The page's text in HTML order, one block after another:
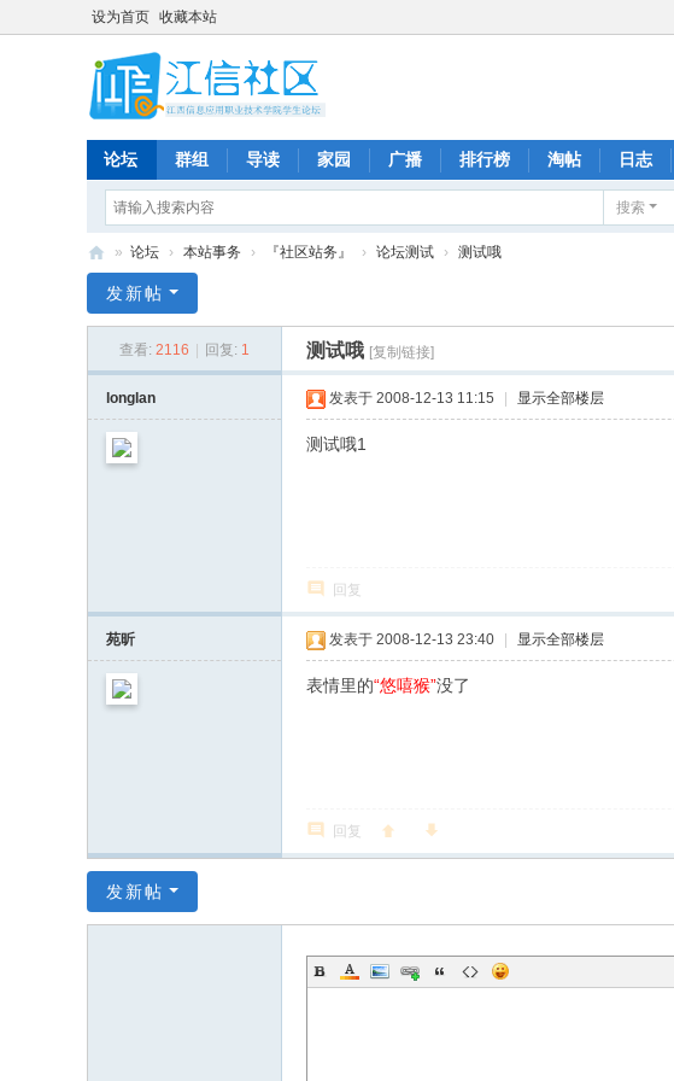
设为首页 收藏本站
论坛 群组 导读 家园 广播 排行榜 淘帖 日志
搜索
信
» 论坛 › 本站事务 › 『社区站务』 › 论坛测试 › 测试哦
发新帖
查看: 2116 回复: 1 测试哦 [复制链接]
longlan 发表于 2008-12-13 11:15 显示全部楼层
测试哦1
回复
苑昕 发表于 2008-12-13 23:40 显示全部楼层
表情里的“悠嘻猴”没了
回复
发新帖